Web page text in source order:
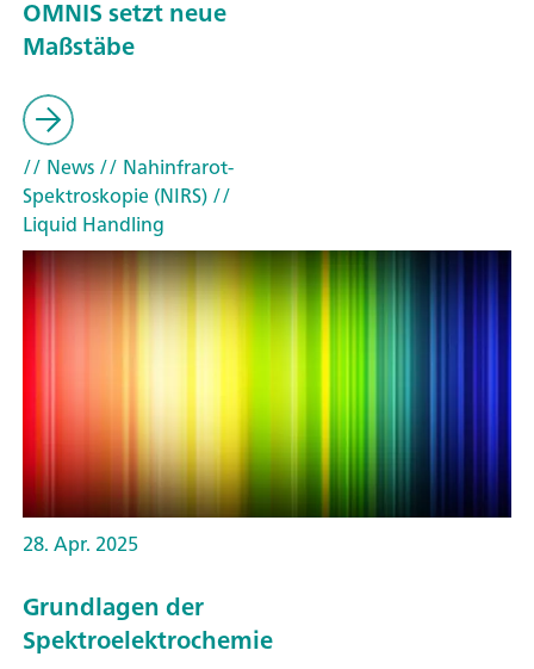
OMNIS setzt neue
Maßstäbe
// News// Nahinfrarot-
Spektroskopie (NIRS)//
Liquid Handling
28. Apr. 2025
Grundlagen der
Spektroelektrochemie